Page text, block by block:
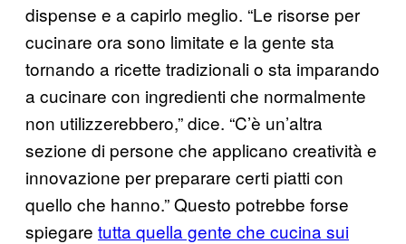
dispense e a capirlo meglio. “Le risorse per
cucinare ora sono limitate e la gente sta
tornando a ricette tradizionali o sta imparando
a cucinare con ingredienti che normalmente
non utilizzerebbero,” dice. “C’è un’altra
sezione di persone che applicano creatività e
innovazione per preparare certi piatti con
quello che hanno.” Questo potrebbe forse
spiegare tutta quella gente che cucina sui